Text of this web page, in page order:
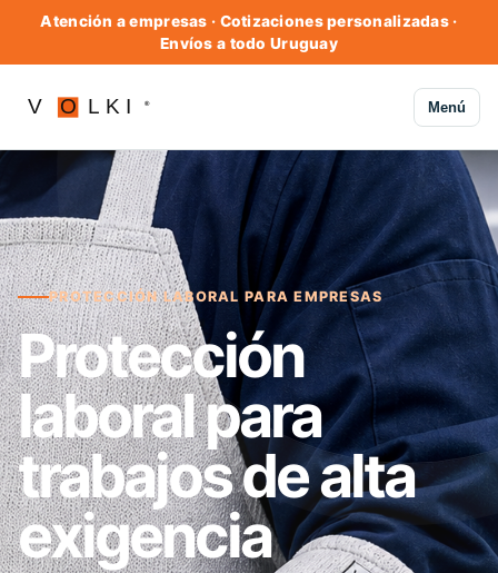
Atención a empresas · Cotizaciones personalizadas ·
Envíos a todo Uruguay
Menú
PROTECCIÓN LABORAL PARA EMPRESAS
Protección
laboral para
trabajos de alta
exigencia